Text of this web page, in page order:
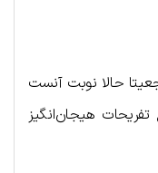
حالا نوبت آنست
هیجان‌انگیز